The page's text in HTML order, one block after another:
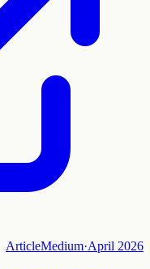
ArticleMedium·April 2026